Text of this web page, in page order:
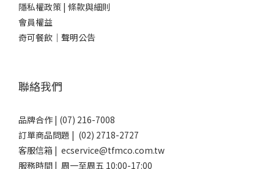
隱私權政策 | 條款與細則
會員權益
奇可餐飲｜聲明公告
聯絡我們
品牌合作 | (07) 216-7008
訂單商品問題 | (02) 2718-2727
客服信箱 | ecservice@tfmco.com.tw
服務時間 | 周一至周五 10:00-17:00